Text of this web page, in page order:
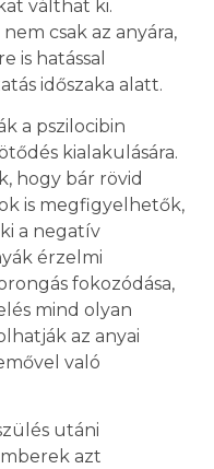
válthat ki.
csak az anyára,
is hatással
időszaka alatt.
a pszilocibin
kialakulására.
hogy bár rövid
is megfigyelhetők,
a negatív
érzelmi
fokozódása,
mind olyan
az anyai
való
utáni
azt